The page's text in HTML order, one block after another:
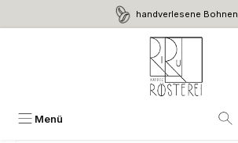
Zum Hauptinhalt springen handverlesene Bohnen
Menü